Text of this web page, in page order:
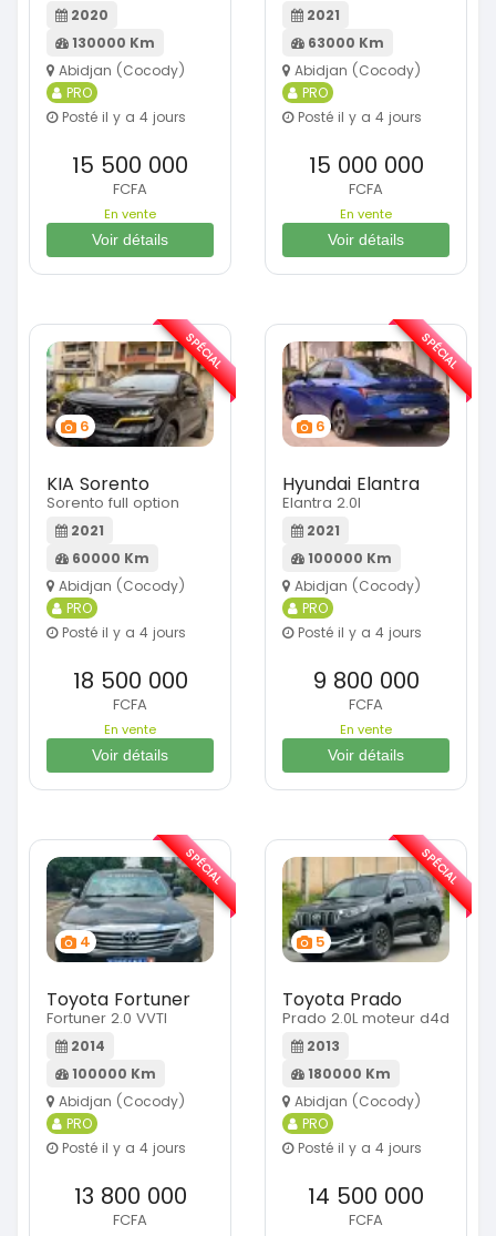
2020
130000 Km
Abidjan (Cocody)
PRO
Posté il y a 4 jours
15 500 000
FCFA
En vente
Voir détails
2021
63000 Km
Abidjan (Cocody)
PRO
Posté il y a 4 jours
15 000 000
FCFA
En vente
Voir détails
6
KIA Sorento
Sorento full option
2021
60000 Km
Abidjan (Cocody)
PRO
Posté il y a 4 jours
18 500 000
FCFA
En vente
Voir détails
SPÉCIAL
6
Hyundai Elantra
Elantra 2.0l
2021
100000 Km
Abidjan (Cocody)
PRO
Posté il y a 4 jours
9 800 000
FCFA
En vente
Voir détails
SPÉCIAL
4
Toyota Fortuner
Fortuner 2.0 VVTI
2014
100000 Km
Abidjan (Cocody)
PRO
Posté il y a 4 jours
13 800 000
FCFA
SPÉCIAL
5
Toyota Prado
Prado 2.0L moteur d4d
2013
180000 Km
Abidjan (Cocody)
PRO
Posté il y a 4 jours
14 500 000
FCFA
SPÉCIAL